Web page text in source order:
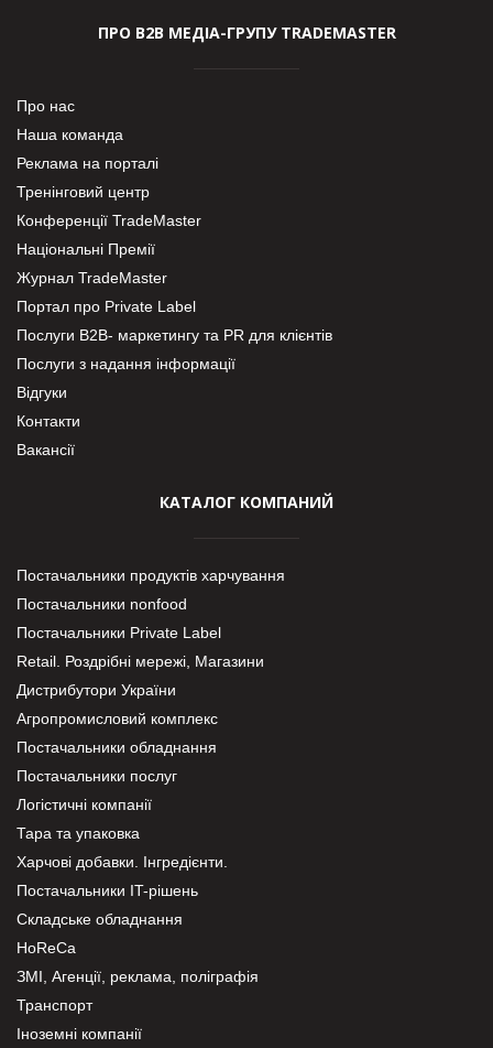
ПРО В2В МЕДІА-ГРУПУ TRADEMASTER
Про нас
Наша команда
Реклама на порталі
Тренінговий центр
Конференції TradeMaster
Національні Премії
Журнал TradeMaster
Портал про Private Label
Послуги В2В- маркетингу та PR для клієнтів
Послуги з надання інформації
Відгуки
Контакти
Вакансії
КАТАЛОГ КОМПАНИЙ
Постачальники продуктів харчування
Постачальники nonfood
Постачальники Private Label
Retail. Роздрібні мережі, Магазини
Дистрибутори України
Агропромисловий комплекс
Постачальники обладнання
Постачальники послуг
Логістичні компанії
Тара та упаковка
Харчові добавки. Інгредієнти.
Постачальники IT-рішень
Складське обладнання
HoReCa
ЗМІ, Агенції, реклама, поліграфія
Транспорт
Іноземні компанії